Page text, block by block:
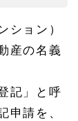
ション）
産の名義
記」と呼
申請を、